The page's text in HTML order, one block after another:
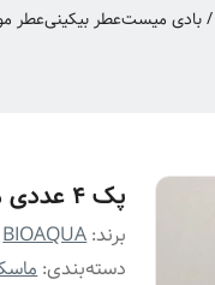
/ بادی میستعطر بیکینیعطر
پک ۴ عددی ماسک ورقه ای بیوآکوا
برند:BIOAQUA
دسته‌بندی: